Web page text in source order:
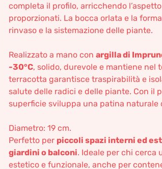
completa il profilo, arricchendo
proporzionati. La bocca orlata e la
rinvaso e la sistemazione delle piante.
Realizzato a mano con argilla di
-30°C, solido, durevole e mantiene nel
terracotta garantisce traspirabilità e
salute delle radici e delle piante. Con il
superficie sviluppa una patina naturale
Diametro: 19 cm.
Perfetto per piccoli spazi interni ed
giardini o balconi. Ideale per chi cerca
estetico e funzionale, anche per